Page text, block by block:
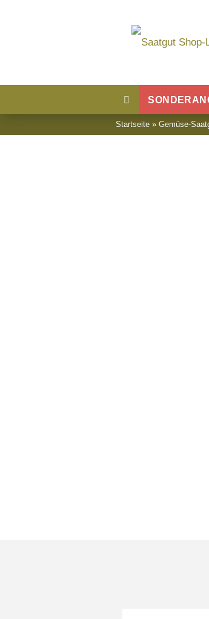
Blumensaatgut
Startseite » Gemüse-